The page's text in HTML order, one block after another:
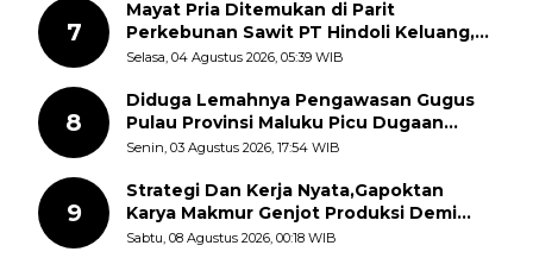
7
Mayat Pria Ditemukan di Parit
Perkebunan Sawit PT Hindoli Keluang,
Polisi Selidiki Penyebab Kematian
Selasa, 04 Agustus 2026, 05:39 WIB
8
Diduga Lemahnya Pengawasan Gugus
Pulau Provinsi Maluku Picu Dugaan
Pungli terhadap Nelayan Bale-Bale di
Senin, 03 Agustus 2026, 17:54 WIB
9
Strategi Dan Kerja Nyata,Gapoktan
Karya Makmur Genjot Produksi Demi
Swasembada Pangan
Sabtu, 08 Agustus 2026, 00:18 WIB